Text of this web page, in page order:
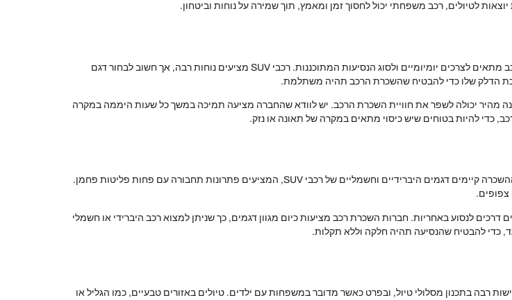
לטיולים, רכב משפחתי יכול לחסוך זמן ומאמץ, תוך שמירה על נוחות וביטחון.
בעת בחירת רכב להשכרה, יש לקחת בחשבון כמה גורמים חשובים. ראשית, יש לוודא שהרכב מתאים לצרכים יומיומיים ולסוג הנסיעות המתוכננות. רכבי SUV מציעים נוחות רבה, אך חשוב לבחור דגם
הדלק שלו כדי להבטיח שהשכרת הרכב תהיה משתלמת.
מהיר יכולה לשפר את חוויית השכרת הרכב. יש לוודא שהחברה מציעה תמיכה במשך כל שעות היממה במקרה
כדי להיות בטוחים שיש כיסוי מתאים במקרה של תאונה או נזק.
עם העלייה במודעות לסביבה, רבים בוחרים לשכור רכבים ידידותיים יותר לסביבה. בשוק ההשכרה קיימים דגמים היברידיים וחשמליים של רכבי SUV, המציעים פתרונות תחבורה עם פחות פליטות פחמן.
צפופים.
לנסוע באחריות. חברות השכרת רכב מציעות כיום מגוון דגמים, כך שניתן למצוא רכב היברידי או חשמלי
כדי להבטיח שהנסיעה תהיה חלקה וללא תקלות.
בתכנון מסלולי טיול, ובפרט כאשר מדובר במשפחות עם ילדים. טיולים באזורים טבעיים, כמו הגליל או